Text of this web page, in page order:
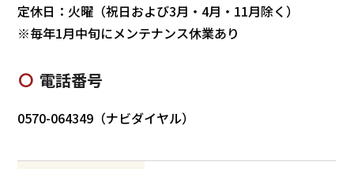
定休日：火曜（祝日および3月・4月・11月除く）
※毎年1月中旬にメンテナンス休業あり
電話番号
0570-064349（ナビダイヤル）